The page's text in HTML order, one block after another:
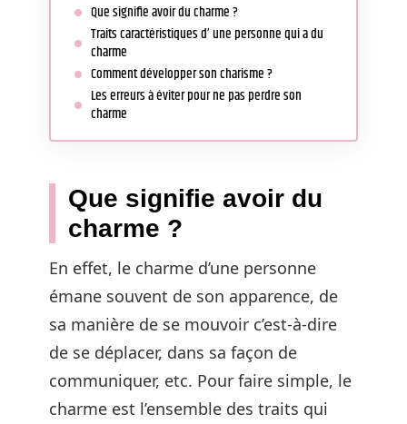
Que signifie avoir du charme ?
Traits caractéristiques d’ une personne qui a du
charme
Comment développer son charisme ?
Les erreurs à éviter pour ne pas perdre son
charme
Que signifie avoir du
charme ?
En effet, le charme d’une personne
émane souvent de son apparence, de
sa manière de se mouvoir c’est-à-dire
de se déplacer, dans sa façon de
communiquer, etc. Pour faire simple, le
charme est l’ensemble des traits qui